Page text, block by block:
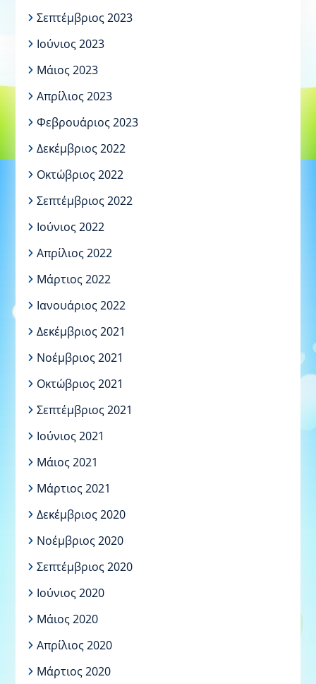
Σεπτέμβριος 2023
Ιούνιος 2023
Μάιος 2023
Απρίλιος 2023
Φεβρουάριος 2023
Δεκέμβριος 2022
Οκτώβριος 2022
Σεπτέμβριος 2022
Ιούνιος 2022
Απρίλιος 2022
Μάρτιος 2022
Ιανουάριος 2022
Δεκέμβριος 2021
Νοέμβριος 2021
Οκτώβριος 2021
Σεπτέμβριος 2021
Ιούνιος 2021
Μάιος 2021
Μάρτιος 2021
Δεκέμβριος 2020
Νοέμβριος 2020
Σεπτέμβριος 2020
Ιούνιος 2020
Μάιος 2020
Απρίλιος 2020
Μάρτιος 2020